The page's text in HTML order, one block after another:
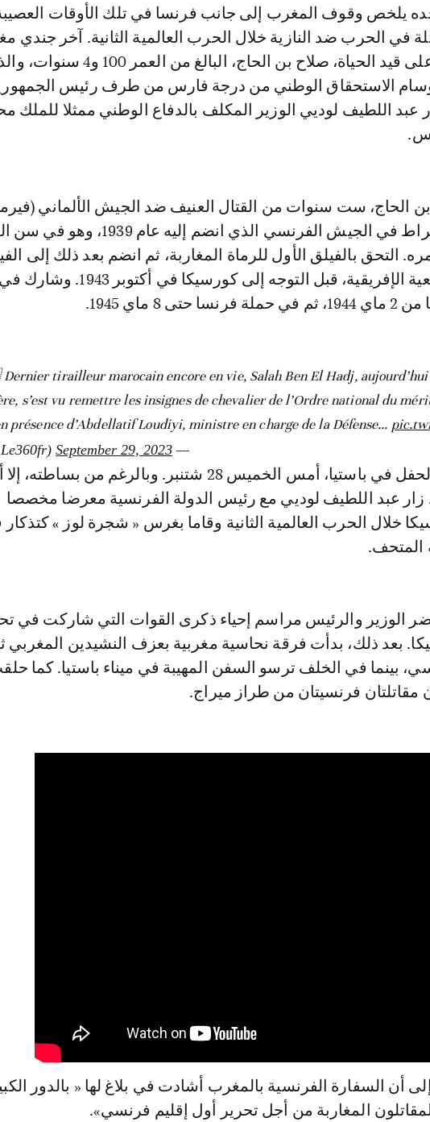
في الحرب ضد النازية خلال الحرب العالمية الثانية. آخر جندي
يزال على قيد الحياة، صلاح بن الحاج، البالغ
الاستحقاق الوطني من درجة فارس من طرف رئيس
عبد اللطيف لوديي الوزير المكلف بالدفاع الوطني ممثلا للملك
الحاج، ست سنوات من القتال العنيف ضد الجيش الألماني
والانخراط في الجيش الفرنسي الذي انضم إليه
للمدفعية الإفريقية، قبل التوجه إلى كورسيكا في
فرنسا حتى 8 ماي 1945.
tirailleur marocain encore en vie, Salah Ben El Hadj, aujourd’hui
s’est vu remettre les insignes de chevalier de l’Ordre national du
présence d’Abdellatif Loudiyi, ministre en charge de la Défense…
— Le360 (@Le360fr)
September 29, 2023
أقيم الحفل في باستيا، أمس الخميس 28 شتنبر. وبالرغم من
زار عبد اللطيف لوديي مع رئيس الدولة الفرنسية معرضا مخصصا
خلال الحرب العالمية الثانية وقاما بغرس « شجرة لوز »
المتحف.
الوزير والرئيس مراسم إحياء ذكرى القوات التي شاركت في
بعد ذلك، بدأت فرقة نحاسية مغربية بعزف النشيدين المغربي
بينما في الخلف ترسو السفن المهيبة في ميناء باستيا. كما
مقاتلتان فرنسيتان من طراز ميراج.
أن السفارة الفرنسية بالمغرب أشادت في بلاغ لها « بالدور
المغاربة من أجل تحرير أول إقليم فرنسي».